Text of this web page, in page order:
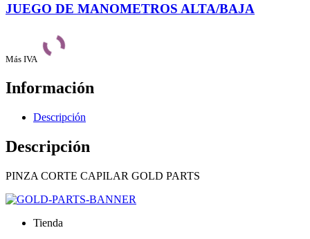
JUEGO DE MANOMETROS ALTA/BAJA
Más IVA
Información
Descripción
Descripción
PINZA CORTE CAPILAR GOLD PARTS
Tienda